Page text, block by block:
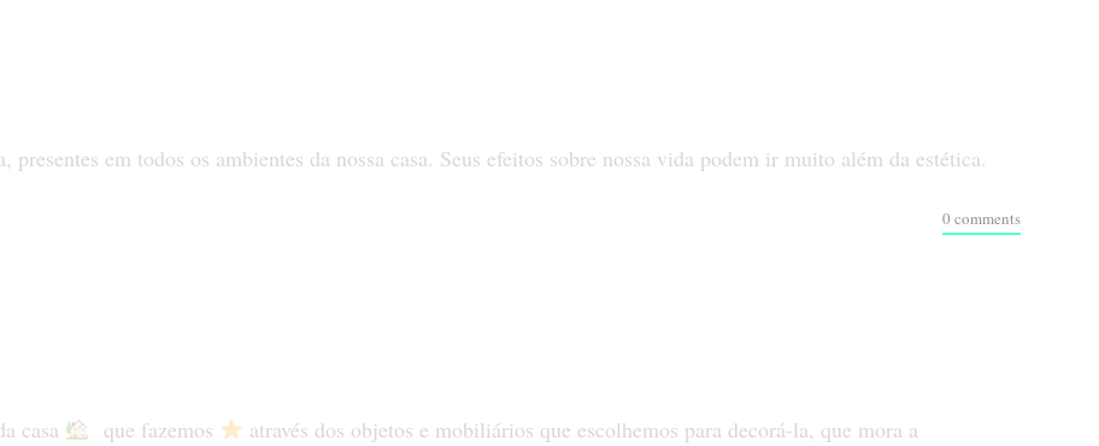
em todos os ambientes da nossa casa. Seus efeitos sobre nossa vida podem ir muito além da estética.
0 comments
casa que fazemos
através dos objetos e mobiliários que escolhemos para decorá-la, que mora a